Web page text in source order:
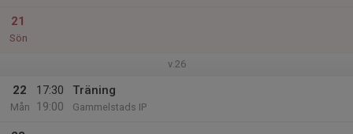
21
Sön
v.26
22
Mån
17:30
19:00
Träning
Gammelstads IP